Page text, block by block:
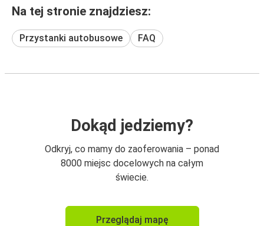
Na tej stronie znajdziesz:
Przystanki autobusowe FAQ
Dokąd jedziemy?
Odkryj, co mamy do zaoferowania – ponad
8000 miejsc docelowych na całym
świecie.
Przeglądaj mapę